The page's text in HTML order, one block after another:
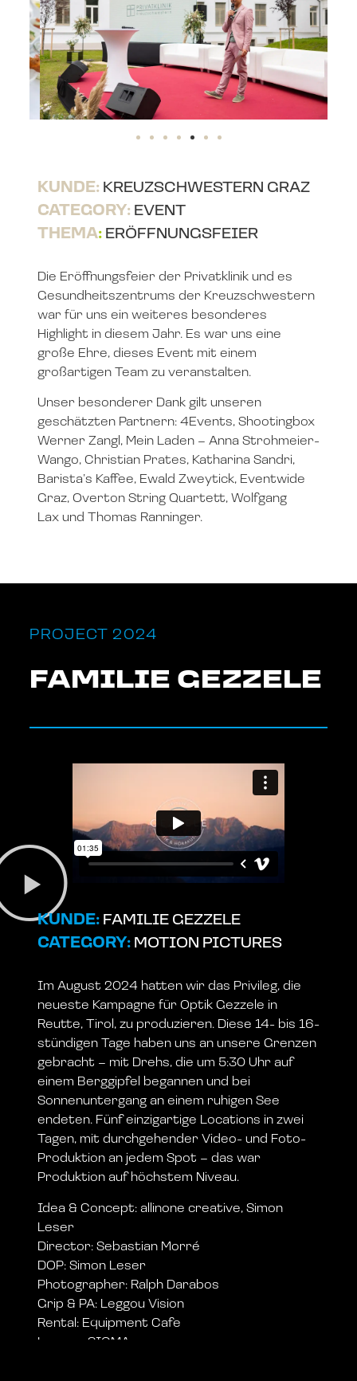
KUNDE:KREUZSCHWESTERN GRAZ
CATEGORY:EVENT
THEMA:ERÖFFNUNGSFEIER
Die Eröffnungsfeier der Privatklinik und es
Gesundheitszentrums der Kreuzschwestern
war für uns ein weiteres besonderes
Highlight in diesem Jahr. Es war uns eine
große Ehre, dieses Event mit einem
großartigen Team zu veranstalten.
Unser besonderer Dank gilt unseren
geschätzten Partnern: 4Events, Shootingbox
Werner Zangl, Mein Laden – Anna Strohmeier-
Wango, Christian Prates, Katharina Sandri,
Barista’s Kaffee, Ewald Zweytick, Eventwide
Graz, Overton String Quartett, Wolfgang
Lax und Thomas Ranninger.
PROJECT 2024
FAMILIE GEZZELE
KUNDE:FAMILIE GEZZELE
CATEGORY:MOTION PICTURES
Im August 2024 hatten wir das Privileg, die
neueste Kampagne für Optik Gezzele in
Reutte, Tirol, zu produzieren. Diese 14- bis 16-
stündigen Tage haben uns an unsere Grenzen
gebracht – mit Drehs, die um 5:30 Uhr auf
einem Berggipfel begannen und bei
Sonnenuntergang an einem ruhigen See
endeten. Fünf einzigartige Locations in zwei
Tagen, mit durchgehender Video- und Foto-
Produktion an jedem Spot – das war
Produktion auf höchstem Niveau.
Idea & Concept: allinone creative, Simon
Leser
Director: Sebastian Morré
DOP: Simon Leser
Photographer: Ralph Darabos
Grip & PA: Leggou Vision
Rental: Equipment Cafe
Lenses: SIGMA